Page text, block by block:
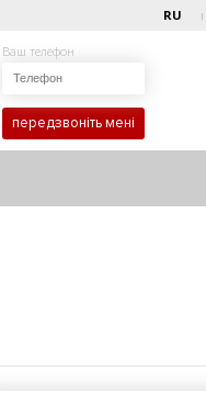
RU
Ваш телефон
передзвоніть мені